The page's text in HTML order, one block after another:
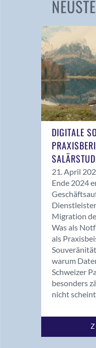
DIGITALE
21. April
Ende 2024
Migration
Was als
als
warum
Schweizer
besonders
nicht scheint.